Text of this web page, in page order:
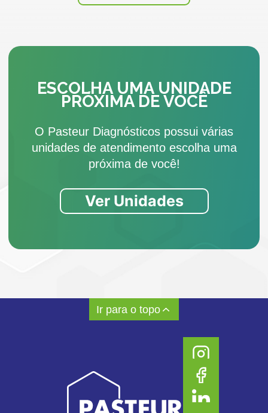
ESCOLHA UMA UNIDADE
PRÓXIMA DE VOCÊ
O Pasteur Diagnósticos possui várias
unidades de atendimento escolha uma
próxima de você!
Ver Unidades
Ir para o topo